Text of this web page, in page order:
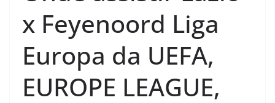
x Feyenoord Liga
Europa da UEFA,
EUROPE LEAGUE,